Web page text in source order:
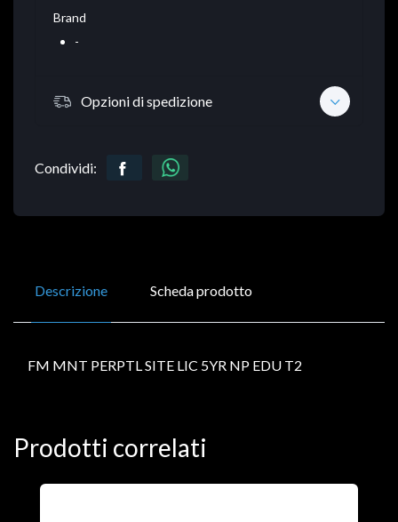
Brand
-
Opzioni di spedizione
Condividi:
Descrizione Scheda prodotto
FM MNT PERPTL SITE LIC 5YR NP EDU T2
Prodotti correlati